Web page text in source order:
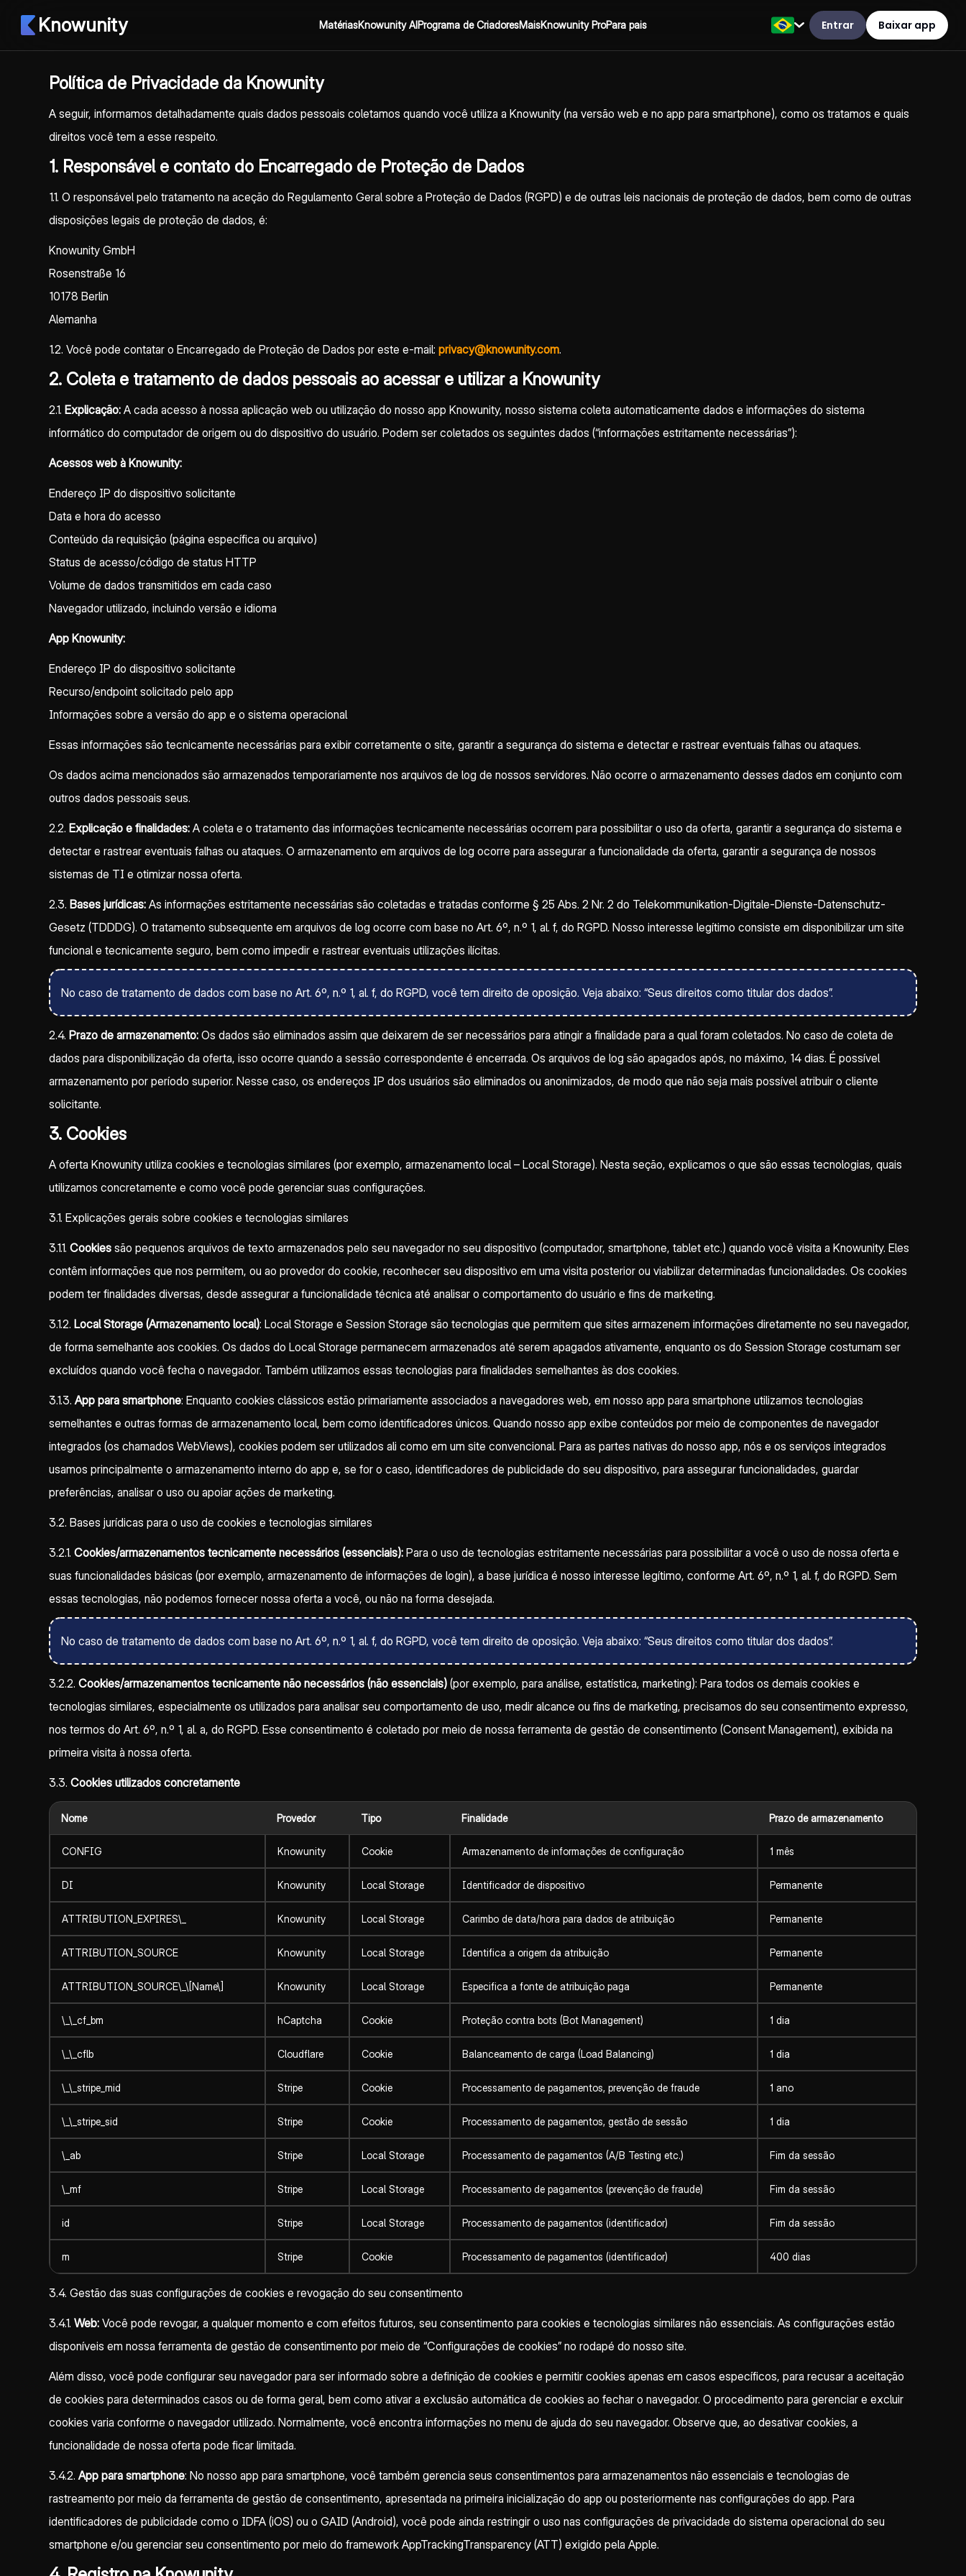
Knowunity MatériasKnowunity AIPrograma de CriadoresMaisKnowunity ProPara pais Entrar Baixar app
Política de Privacidade da Knowunity
A seguir, informamos detalhadamente quais dados pessoais coletamos quando você utiliza a Knowunity (na versão web e no app para smartphone), como os tratamos e quais
direitos você tem a esse respeito.
1. Responsável e contato do Encarregado de Proteção de Dados
1.1. O responsável pelo tratamento na aceção do Regulamento Geral sobre a Proteção de Dados (RGPD) e de outras leis nacionais de proteção de dados, bem como de outras
disposições legais de proteção de dados, é:
Knowunity GmbH
Rosenstraße 16
10178 Berlin
Alemanha
1.2. Você pode contatar o Encarregado de Proteção de Dados por este e-mail: privacy@knowunity.com.
2. Coleta e tratamento de dados pessoais ao acessar e utilizar a Knowunity
2.1. Explicação:A cada acesso à nossa aplicação web ou utilização do nosso app Knowunity, nosso sistema coleta automaticamente dados e informações do sistema
informático do computador de origem ou do dispositivo do usuário. Podem ser coletados os seguintes dados (“informações estritamente necessárias”):
Acessos web à Knowunity:
Endereço IP do dispositivo solicitante
Data e hora do acesso
Conteúdo da requisição (página específica ou arquivo)
Status de acesso/código de status HTTP
Volume de dados transmitidos em cada caso
Navegador utilizado, incluindo versão e idioma
App Knowunity:
Endereço IP do dispositivo solicitante
Recurso/endpoint solicitado pelo app
Informações sobre a versão do app e o sistema operacional
Essas informações são tecnicamente necessárias para exibir corretamente o site, garantir a segurança do sistema e detectar e rastrear eventuais falhas ou ataques.
Os dados acima mencionados são armazenados temporariamente nos arquivos de log de nossos servidores. Não ocorre o armazenamento desses dados em conjunto com
outros dados pessoais seus.
2.2. Explicação e finalidades:A coleta e o tratamento das informações tecnicamente necessárias ocorrem para possibilitar o uso da oferta, garantir a segurança do sistema e
detectar e rastrear eventuais falhas ou ataques. O armazenamento em arquivos de log ocorre para assegurar a funcionalidade da oferta, garantir a segurança de nossos
sistemas de TI e otimizar nossa oferta.
2.3. Bases jurídicas:As informações estritamente necessárias são coletadas e tratadas conforme § 25 Abs. 2 Nr. 2 do Telekommunikation-Digitale-Dienste-Datenschutz-
Gesetz (TDDDG). O tratamento subsequente em arquivos de log ocorre com base no Art. 6º, n.º 1, al. f, do RGPD. Nosso interesse legítimo consiste em disponibilizar um site
funcional e tecnicamente seguro, bem como impedir e rastrear eventuais utilizações ilícitas.
No caso de tratamento de dados com base no Art. 6º, n.º 1, al. f, do RGPD, você tem direito de oposição. Veja abaixo: “Seus direitos como titular dos dados”.
2.4. Prazo de armazenamento:Os dados são eliminados assim que deixarem de ser necessários para atingir a finalidade para a qual foram coletados. No caso de coleta de
dados para disponibilização da oferta, isso ocorre quando a sessão correspondente é encerrada. Os arquivos de log são apagados após, no máximo, 14 dias. É possível
armazenamento por período superior. Nesse caso, os endereços IP dos usuários são eliminados ou anonimizados, de modo que não seja mais possível atribuir o cliente
solicitante.
3. Cookies
A oferta Knowunity utiliza cookies e tecnologias similares (por exemplo, armazenamento local – Local Storage). Nesta seção, explicamos o que são essas tecnologias, quais
utilizamos concretamente e como você pode gerenciar suas configurações.
3.1. Explicações gerais sobre cookies e tecnologias similares
3.1.1. Cookiessão pequenos arquivos de texto armazenados pelo seu navegador no seu dispositivo (computador, smartphone, tablet etc.) quando você visita a Knowunity. Eles
contêm informações que nos permitem, ou ao provedor do cookie, reconhecer seu dispositivo em uma visita posterior ou viabilizar determinadas funcionalidades. Os cookies
podem ter finalidades diversas, desde assegurar a funcionalidade técnica até analisar o comportamento do usuário e fins de marketing.
3.1.2. Local Storage (Armazenamento local): Local Storage e Session Storage são tecnologias que permitem que sites armazenem informações diretamente no seu navegador,
de forma semelhante aos cookies. Os dados do Local Storage permanecem armazenados até serem apagados ativamente, enquanto os do Session Storage costumam ser
excluídos quando você fecha o navegador. Também utilizamos essas tecnologias para finalidades semelhantes às dos cookies.
3.1.3.App para smartphone: Enquanto cookies clássicos estão primariamente associados a navegadores web, em nosso app para smartphone utilizamos tecnologias
semelhantes e outras formas de armazenamento local, bem como identificadores únicos. Quando nosso app exibe conteúdos por meio de componentes de navegador
integrados (os chamados WebViews), cookies podem ser utilizados ali como em um site convencional. Para as partes nativas do nosso app, nós e os serviços integrados
usamos principalmente o armazenamento interno do app e, se for o caso, identificadores de publicidade do seu dispositivo, para assegurar funcionalidades, guardar
preferências, analisar o uso ou apoiar ações de marketing.
3.2. Bases jurídicas para o uso de cookies e tecnologias similares
3.2.1. Cookies/armazenamentos tecnicamente necessários (essenciais):Para o uso de tecnologias estritamente necessárias para possibilitar a você o uso de nossa oferta e
suas funcionalidades básicas (por exemplo, armazenamento de informações de login), a base jurídica é nosso interesse legítimo, conforme Art. 6º, n.º 1, al. f, do RGPD. Sem
essas tecnologias, não podemos fornecer nossa oferta a você, ou não na forma desejada.
No caso de tratamento de dados com base no Art. 6º, n.º 1, al. f, do RGPD, você tem direito de oposição. Veja abaixo: “Seus direitos como titular dos dados”.
3.2.2. Cookies/armazenamentos tecnicamente não necessários (não essenciais)(por exemplo, para análise, estatística, marketing): Para todos os demais cookies e
tecnologias similares, especialmente os utilizados para analisar seu comportamento de uso, medir alcance ou fins de marketing, precisamos do seu consentimento expresso,
nos termos do Art. 6º, n.º 1, al. a, do RGPD. Esse consentimento é coletado por meio de nossa ferramenta de gestão de consentimento (Consent Management), exibida na
primeira visita à nossa oferta.
3.3. Cookies utilizados concretamente
Nome Provedor Tipo Finalidade Prazo de armazenamento
CONFIG Knowunity Cookie Armazenamento de informações de configuração 1 mês
DI Knowunity Local Storage Identificador de dispositivo Permanente
ATTRIBUTION_EXPIRES\_ Knowunity Local Storage Carimbo de data/hora para dados de atribuição Permanente
ATTRIBUTION_SOURCE Knowunity Local Storage Identifica a origem da atribuição Permanente
ATTRIBUTION_SOURCE\_\[Name\] Knowunity Local Storage Especifica a fonte de atribuição paga Permanente
\_\_cf_bm hCaptcha Cookie Proteção contra bots (Bot Management) 1 dia
\_\_cflb Cloudflare Cookie Balanceamento de carga (Load Balancing) 1 dia
\_\_stripe_mid Stripe Cookie Processamento de pagamentos, prevenção de fraude 1 ano
\_\_stripe_sid Stripe Cookie Processamento de pagamentos, gestão de sessão 1 dia
\_ab Stripe Local Storage Processamento de pagamentos (A/B Testing etc.) Fim da sessão
\_mf Stripe Local Storage Processamento de pagamentos (prevenção de fraude) Fim da sessão
id Stripe Local Storage Processamento de pagamentos (identificador) Fim da sessão
m Stripe Cookie Processamento de pagamentos (identificador) 400 dias
3.4. Gestão das suas configurações de cookies e revogação do seu consentimento
3.4.1. Web:Você pode revogar, a qualquer momento e com efeitos futuros, seu consentimento para cookies e tecnologias similares não essenciais. As configurações estão
disponíveis em nossa ferramenta de gestão de consentimento por meio de “Configurações de cookies” no rodapé do nosso site.
Além disso, você pode configurar seu navegador para ser informado sobre a definição de cookies e permitir cookies apenas em casos específicos, para recusar a aceitação
de cookies para determinados casos ou de forma geral, bem como ativar a exclusão automática de cookies ao fechar o navegador. O procedimento para gerenciar e excluir
cookies varia conforme o navegador utilizado. Normalmente, você encontra informações no menu de ajuda do seu navegador. Observe que, ao desativar cookies, a
funcionalidade de nossa oferta pode ficar limitada.
3.4.2.App para smartphone: No nosso app para smartphone, você também gerencia seus consentimentos para armazenamentos não essenciais e tecnologias de
rastreamento por meio da ferramenta de gestão de consentimento, apresentada na primeira inicialização do app ou posteriormente nas configurações do app. Para
identificadores de publicidade como o IDFA (iOS) ou o GAID (Android), você pode ainda restringir o uso nas configurações de privacidade do sistema operacional do seu
smartphone e/ou gerenciar seu consentimento por meio do framework AppTrackingTransparency (ATT) exigido pela Apple.